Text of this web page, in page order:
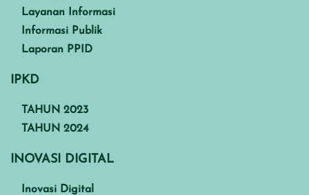
Layanan Informasi
Informasi Publik
Laporan PPID
IPKD
TAHUN 2023
TAHUN 2024
INOVASI DIGITAL
Inovasi Digital